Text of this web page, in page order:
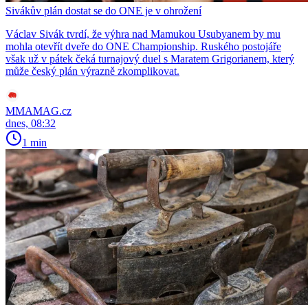
Sivákův plán dostat se do ONE je v ohrožení
Václav Sivák tvrdí, že výhra nad Mamukou Usubyanem by mu
mohla otevřít dveře do ONE Championship. Ruského postojáře
však už v pátek čeká turnajový duel s Maratem Grigorianem, který
může český plán výrazně zkomplikovat.
MMAMAG.cz
dnes, 08:32
1 min